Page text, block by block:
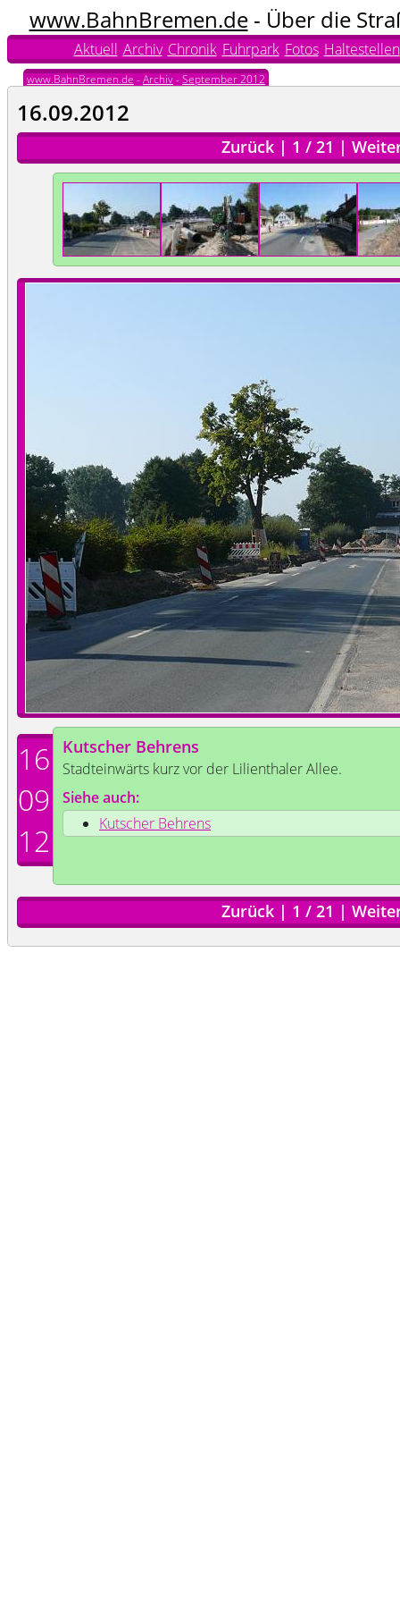
www.BahnBremen.de- Über die
Aktuell Archiv Chronik Fuhrpark Fotos Haltestellen
www.BahnBremen.de -Archiv-September 2012
16.09.2012
Zurück | 1 / 21 |
16
09
12
Kutscher Behrens
Stadteinwärts kurz vor der Lilienthaler Allee.
Siehe auch:
Kutscher Behrens
Zurück | 1 / 21 |